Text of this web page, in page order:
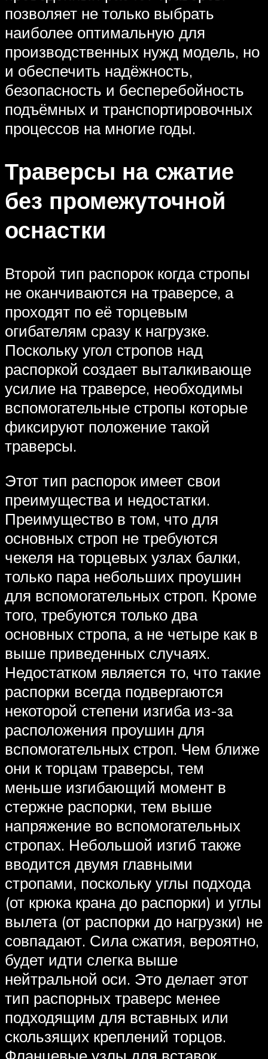
позволяет не только выбрать
наиболее оптимальную для
производственных нужд модель, но
и обеспечить надёжность,
безопасность и бесперебойность
подъёмных и транспортировочных
процессов на многие годы.
Траверсы на сжатие
без промежуточной
оснастки
Второй тип распорок когда стропы
не оканчиваются на траверсе, а
проходят по её торцевым
огибателям сразу к нагрузке.
Поскольку угол стропов над
распоркой создает выталкивающе
усилие на траверсе, необходимы
вспомогательные стропы которые
фиксируют положение такой
траверсы.
Этот тип распорок имеет свои
преимущества и недостатки.
Преимущество в том, что для
основных строп не требуются
чекеля на торцевых узлах балки,
только пара небольших проушин
для вспомогательных строп. Кроме
того, требуются только два
основных стропа, а не четыре как в
выше приведенных случаях.
Недостатком является то, что такие
распорки всегда подвергаются
некоторой степени изгиба из-за
расположения проушин для
вспомогательных строп. Чем ближе
они к торцам траверсы, тем
меньше изгибающий момент в
стержне распорки, тем выше
напряжение во вспомогательных
стропах. Небольшой изгиб также
вводится двумя главными
стропами, поскольку углы подхода
(от крюка крана до распорки) и углы
вылета (от распорки до нагрузки) не
совпадают. Сила сжатия, вероятно,
будет идти слегка выше
нейтральной оси. Это делает этот
тип распорных траверс менее
подходящим для вставных или
скользящих креплений торцов.